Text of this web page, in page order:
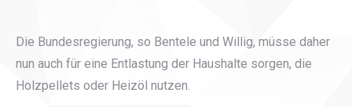
Die Bundesregierung, so Bentele und Willig, müsse daher
nun auch für eine Entlastung der Haushalte sorgen, die
Holzpellets oder Heizöl nutzen.